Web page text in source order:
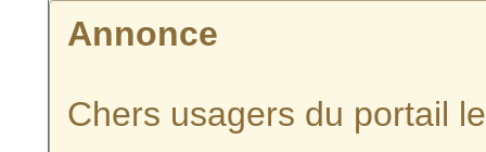
Annonce
Chers usagers du portail